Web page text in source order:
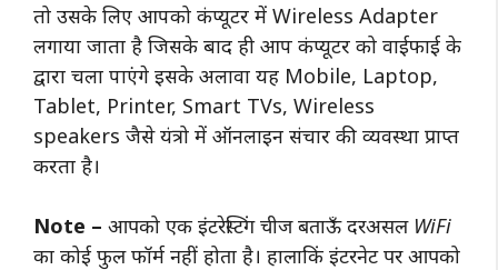
तो उसके लिए आपको कंप्यूटर में Wireless Adapter
लगाया जाता है जिसके बाद ही आप कंप्यूटर को वाईफाई के
द्वारा चला पाएंगे इसके अलावा यह Mobile, Laptop,
Tablet, Printer, Smart TVs, Wireless
speakers जैसे यंत्रो में ऑनलाइन संचार की व्यवस्था प्राप्त
करता है।
Note – आपको एक इंटरेस्टिंग चीज बताऊँ दरअसल WiFi
का कोई फुल फॉर्म नहीं होता है। हालाकिं इंटरनेट पर आपको